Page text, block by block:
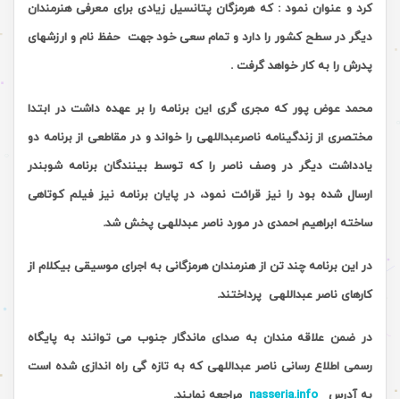
کرد و عنوان نمود : که هرمزگان پتانسیل زیادی برای معرفی هنرمندان
دیگر در سطح کشور را دارد و تمام سعی خود جهت حفظ نام و ارزشهای
پدرش را به کار خواهد گرفت .
محمد عوض پور که مجری گری این برنامه را بر عهده داشت در ابتدا
مختصری از زندگینامه ناصرعبداللهی را خواند و در مقاطعی از برنامه دو
یادداشت دیگر در وصف ناصر را که توسط بینندگان برنامه شوبندر
ارسال شده بود را نیز قرائت نمود، در پایان برنامه نیز فیلم کوتاهی
ساخته ابراهیم احمدی در مورد ناصر عبدللهی پخش شد.
در این برنامه چند تن از هنرمندان هرمزگانی به اجرای موسیقی بیکلام از
کارهای ناصر عبداللهی پرداختند.
در ضمن علاقه مندان به صدای ماندگار جنوب می توانند به پایگاه
رسمی اطلاع رسانی ناصر عبداللهی که به تازه گی راه اندازی شده است
به آدرس nasseria.info مراجعه نمایند.